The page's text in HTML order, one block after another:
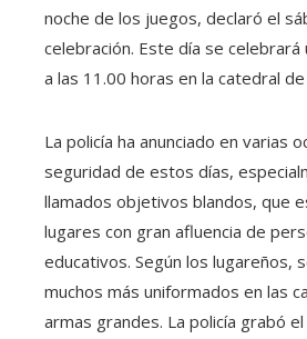
noche de los juegos, declaró el
celebración. Este día se celebrará
a las 11.00 horas en la catedral de
La policía ha anunciado en varias
seguridad de estos días,
llamados objetivos blandos, que
lugares con gran afluencia de
educativos. Según los lugareños,
muchos más uniformados en las
armas grandes. La policía grabó